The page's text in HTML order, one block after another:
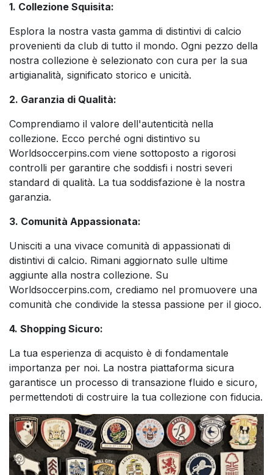
1. Collezione Squisita:
Esplora la nostra vasta gamma di distintivi di calcio
provenienti da club di tutto il mondo. Ogni pezzo della
nostra collezione è selezionato con cura per la sua
artigianalità, significato storico e unicità.
2. Garanzia di Qualità:
Comprendiamo il valore dell'autenticità nella
collezione. Ecco perché ogni distintivo su
Worldsoccerpins.com viene sottoposto a rigorosi
controlli per garantire che soddisfi i nostri severi
standard di qualità. La tua soddisfazione è la nostra
garanzia.
3. Comunità Appassionata:
Unisciti a una vivace comunità di appassionati di
distintivi di calcio. Rimani aggiornato sulle ultime
aggiunte alla nostra collezione. Su
Worldsoccerpins.com, crediamo nel promuovere una
comunità che condivide la stessa passione per il gioco.
4. Shopping Sicuro:
La tua esperienza di acquisto è di fondamentale
importanza per noi. La nostra piattaforma sicura
garantisce un processo di transazione fluido e sicuro,
permettendoti di costruire la tua collezione con fiducia.